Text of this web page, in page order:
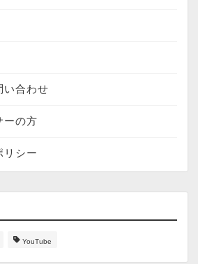
い合わせ
ーの方
リシー
YouTube